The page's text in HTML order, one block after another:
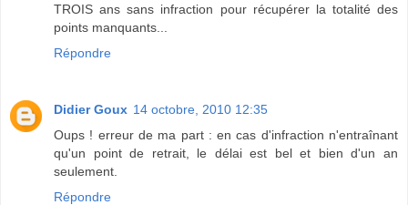
TROIS ans sans infraction pour récupérer la totalité des
points manquants...
Répondre
Didier Goux 14 octobre, 2010 12:35
Oups ! erreur de ma part : en cas d'infraction n'entraînant
qu'un point de retrait, le délai est bel et bien d'un an
seulement.
Répondre